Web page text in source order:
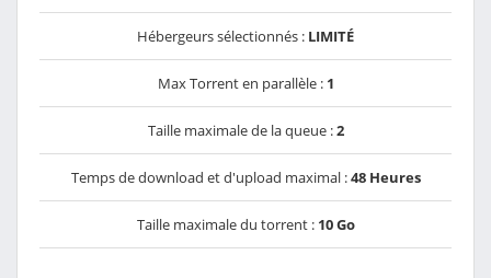
Hébergeurs sélectionnés : LIMITÉ
Max Torrent en parallèle : 1
Taille maximale de la queue :2
Temps de download et d'upload maximal :48 Heures
Taille maximale du torrent : 10 Go